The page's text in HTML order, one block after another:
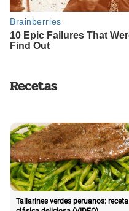
Recetas
Tallarines verdes peruanos: receta